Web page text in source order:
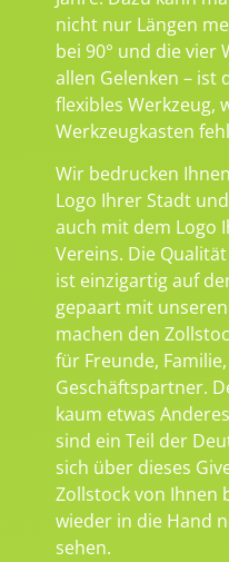
nicht nur Längen
bei 90° und die vier
allen Gelenken – ist
flexibles Werkzeug,
Werkzeugkasten
Wir bedrucken
Logo Ihrer Stadt
auch mit dem Logo
Vereins. Die
ist einzigartig auf
gepaart mit
machen den
für Freunde,
Geschäftspartner.
kaum etwas
sind ein Teil der
sich über dieses
Zollstock von Ihnen
wieder in die Hand
sehen.